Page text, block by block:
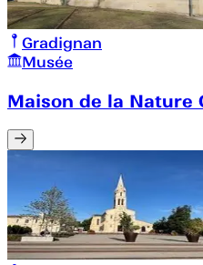
Gradignan
Musée
Maison de la Nature